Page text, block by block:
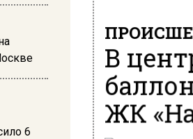
6
В
ЖК